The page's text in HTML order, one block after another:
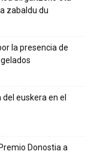
zabaldu du
la presencia de
euskera en el
Donostia a